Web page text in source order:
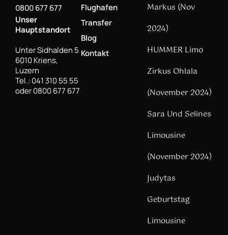
0800 677 677
Unser
Hauptstandort
Unter Sidhalden 5
6010 Kriens,
Luzern
Tel.: 041 310 55 55
oder 0800 677 677
Flughafen
Transfer
Blog
Kontakt
Markus (Nov
2024)
HUMMER Limo
Zirkus Ohlala
(November 2024)
Sara Und Selines
Limousine
(November 2024)
Judytas
Geburtstag
Limousine